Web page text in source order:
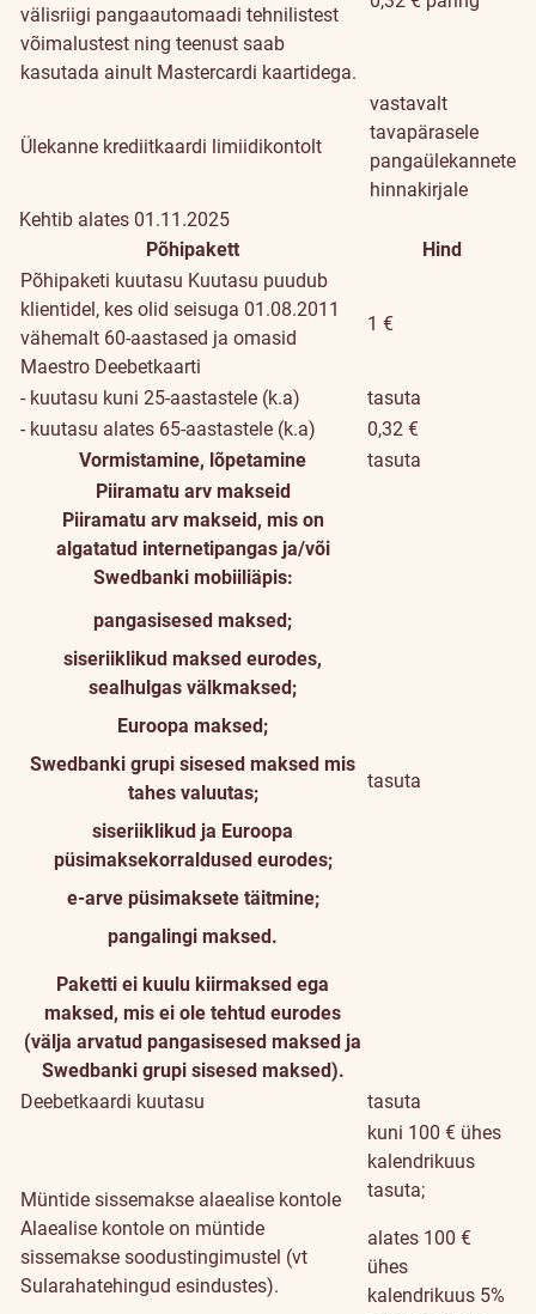
välisriigi pangaautomaadi tehnilistest
võimalustest ning teenust saab
kasutada ainult Mastercardi kaartidega.
Ülekanne krediitkaardi limiidikontolt
vastavalt
tavapärasele
pangaülekannete
hinnakirjale
Kehtib alates 01.11.2025
Põhipakett
Hind
Põhipaketi kuutasu Kuutasu puudub
klientidel, kes olid seisuga 01.08.2011
vähemalt 60-aastased ja omasid
Maestro Deebetkaarti
1 €
- kuutasu kuni 25-aastastele (k.a)
tasuta
- kuutasu alates 65-aastastele (k.a)
0,32 €
Vormistamine, lõpetamine
tasuta
Piiramatu arv makseid
Piiramatu arv makseid, mis on
algatatud internetipangas ja/või
Swedbanki mobiiliäpis:
pangasisesed maksed;
siseriiklikud maksed eurodes,
sealhulgas välkmaksed;
Euroopa maksed;
Swedbanki grupi sisesed maksed mis
tahes valuutas;
siseriiklikud ja Euroopa
püsimaksekorraldused eurodes;
e-arve püsimaksete täitmine;
pangalingi maksed.
Paketti ei kuulu kiirmaksed ega
maksed, mis ei ole tehtud eurodes
(välja arvatud pangasisesed maksed ja
Swedbanki grupi sisesed maksed).
tasuta
Deebetkaardi kuutasu tasuta
Müntide sissemakse alaealise kontole
Alaealise kontole on müntide
sissemakse soodustingimustel (vt
Sularahatehingud esindustes).
kuni 100 € ühes
kalendrikuus
tasuta;
alates 100 €
ühes
kalendrikuus 5%